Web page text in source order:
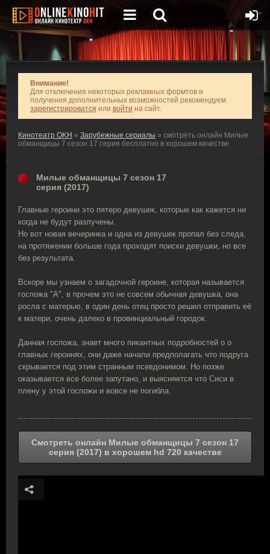
Внимание!
Для отключения некоторых рекламных формтов и
получения дополнительных возможностей рекомендуем
зарегистрироватся или войти на сайт.
Кинотеатр OKH » Зарубежные сериалы » смотреть онлайн Милые
обманщицы 7 сезон 17 серия бесплатно в хорошем качестве
Милые обманщицы 7 сезон 17
серия (2017)
Главные героини это пятеро девушек, которые как кажется ни
когда не будут разлучены.
Но вот новая вечеринка и одна из девушек пропал без следа,
на протяжении больше года проходят поиски девушки, но все
без результата.
Вскоре мы узнаем о загадочной героине, которая называется
госпожа "А", в прочем это не совсем обычная девушка, она
росла с матерью, в один день отец просто решил отправить её
к матери, очень далеко в провинциальный городок.
Данная госпожа, знает много пикантных подробностей о о
главных героинях, они даже начали предполагать что подруга
скрывается под этим странным псевдонимом. Но позже
оказывается все более запутано, и выясняется что Сиси в
плену у этой госпожи и вовсе не погибла.
Смотреть онлайн Милые обманщицы 7 сезон 17
серия (2017) в хорошем hd 720 качестве